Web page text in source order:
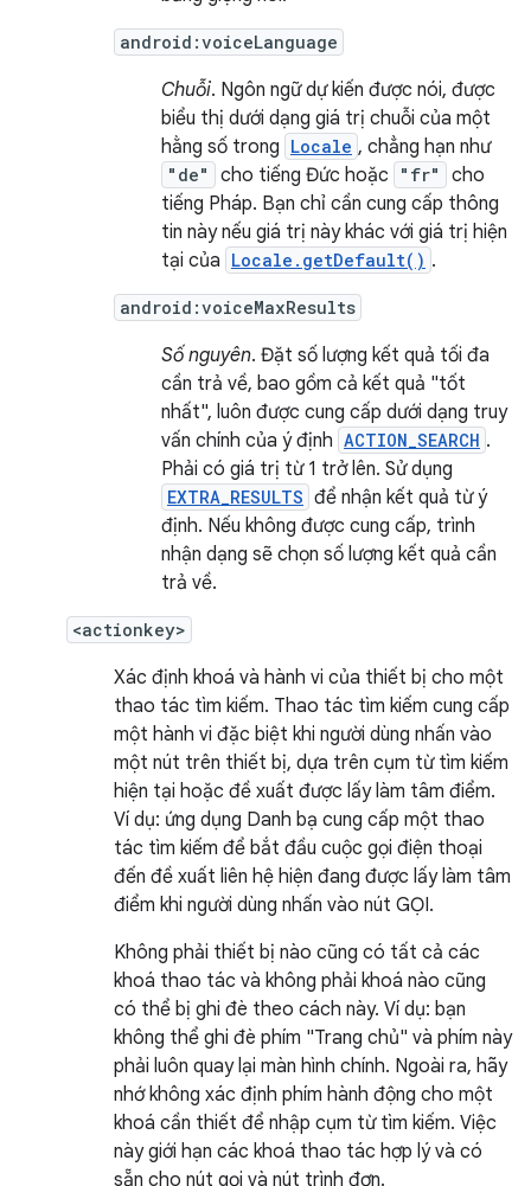
android:voiceLanguage
Chuỗi. Ngôn ngữ dự kiến được nói, được
biểu thị dưới dạng giá trị chuỗi của một
hằng số trong Locale , chẳng hạn như
"de" cho tiếng Đức hoặc "fr"
cho
tiếng Pháp. Bạn chỉ cần cung cấp thông
tin này nếu giá trị này khác với giá trị hiện
tại của Locale.getDefault() .
android:voiceMaxResults
Số nguyên. Đặt số lượng kết quả tối đa
cần trả về, bao gồm cả kết quả "tốt
nhất", luôn được cung cấp dưới dạng truy
vấn chính của ý định ACTION_SEARCH .
Phải có giá trị từ 1 trở lên. Sử dụng
EXTRA_RESULTS để nhận kết quả từ ý
định. Nếu không được cung cấp, trình
nhận dạng sẽ chọn số lượng kết quả cần
trả về.
<actionkey>
Xác định khoá và hành vi của thiết bị cho một
thao tác tìm kiếm. Thao tác tìm kiếm cung cấp
một hành vi đặc biệt khi người dùng nhấn vào
một nút trên thiết bị, dựa trên cụm từ tìm kiếm
hiện tại hoặc đề xuất được lấy làm tâm điểm.
Ví dụ: ứng dụng Danh bạ cung cấp một thao
tác tìm kiếm để bắt đầu cuộc gọi điện thoại
đến đề xuất liên hệ hiện đang được lấy làm tâm
điểm khi người dùng nhấn vào nút GỌI.
Không phải thiết bị nào cũng có tất cả các
khoá thao tác và không phải khoá nào cũng
có thể bị ghi đè theo cách này. Ví dụ: bạn
không thể ghi đè phím "Trang chủ" và phím này
phải luôn quay lại màn hình chính. Ngoài ra, hãy
nhớ không xác định phím hành động cho một
khoá cần thiết để nhập cụm từ tìm kiếm. Việc
này giới hạn các khoá thao tác hợp lý và có
sẵn cho nút gọi và nút trình đơn.